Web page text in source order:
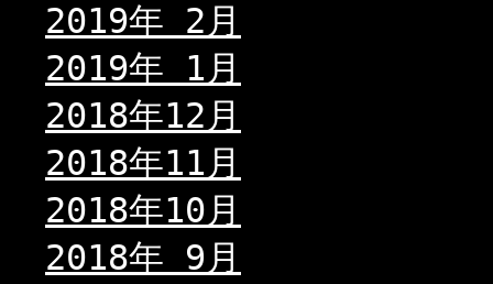
2019年 2月
2019年 1月
2018年12月
2018年11月
2018年10月
2018年 9月